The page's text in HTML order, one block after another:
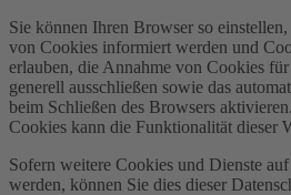
Sie können Ihren Browser so einstellen,
von Cookies informiert werden und
erlauben, die Annahme von Cookies
generell ausschließen sowie das
beim Schließen des Browsers
Cookies kann die Funktionalität dieser
Sofern weitere Cookies und Dienste
werden, können Sie dies dieser